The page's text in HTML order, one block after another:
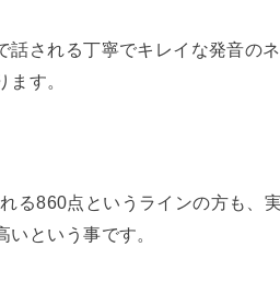
される丁寧でキレイな発音の
す。
る860点というラインの方も、
という事です。